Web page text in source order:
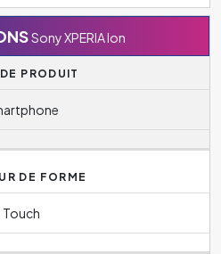
Sony XPERIA Ion
PRODUIT
DE FORME
Touch